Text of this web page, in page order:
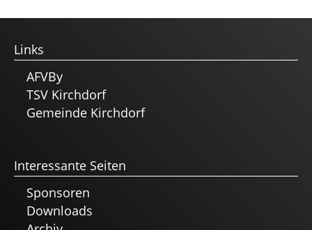
Links
AFVBy
TSV Kirchdorf
Gemeinde Kirchdorf
Interessante Seiten
Sponsoren
Downloads